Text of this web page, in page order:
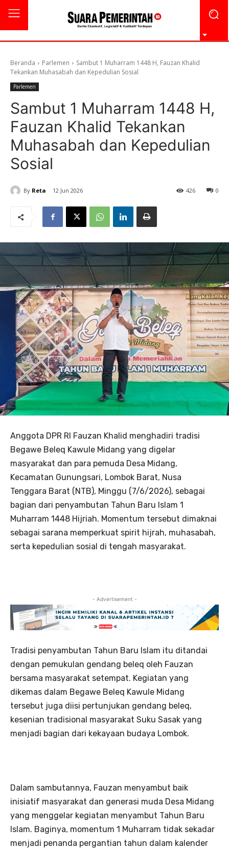
Beranda Parlemen
Sambut 1 Muharram 1448 H, Fauzan Khalid
Tekankan Muhasabah dan Kepedulian Sosial
Parlemen
Sambut 1 Muharram 1448 H,
Fauzan Khalid Tekankan
Muhasabah dan Kepedulian
Sosial
By Reta 12 Jun 2026 0
426
Anggota DPR RI Fauzan Khalid menghadiri tradisi
Begawe Beleq Kawule Midang yang digelar
masyarakat dan para pemuda Desa Midang,
Kecamatan Gunungsari, Lombok Barat, Nusa
Tenggara Barat (NTB), Minggu (7/6/2026), sebagai
bagian dari penyambutan Tahun Baru Islam 1
Muharram 1448 Hijriah. Momentum tersebut dimaknai
sebagai sarana memperkuat spirit hijrah, muhasabah,
serta kepedulian sosial di tengah masyarakat.
- Advertisement -
Tradisi penyambutan Tahun Baru Islam itu ditandai
dengan pemukulan gendang beleq oleh Fauzan
bersama masyarakat setempat. Kegiatan yang
dikemas dalam Begawe Beleq Kawule Midang
tersebut juga diisi pertunjukan gendang beleq,
kesenian tradisional masyarakat Suku Sasak yang
menjadi bagian dari kekayaan budaya Lombok.
Dalam sambutannya, Fauzan menyambut baik
inisiatif masyarakat dan generasi muda Desa Midang
yang menggelar kegiatan menyambut Tahun Baru
Islam. Baginya, momentum 1 Muharram tidak sekadar
menjadi penanda pergantian tahun dalam kalender